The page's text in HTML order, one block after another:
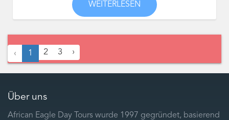
WEITERLESEN
‹ 1 2 3 ›
Über uns
African Eagle Day Tours wurde 1997 gegründet, basierend